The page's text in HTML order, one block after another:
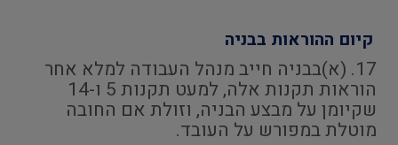
קיום ההוראות בבניה
17. (א)בבניה חייב מנהל העבודה למלא אחר
הוראות תקנות אלה, למעט תקנות 5 ו-14
שקיומן על מבצע הבניה, וזולת אם החובה
מוטלת במפורש על העובד.